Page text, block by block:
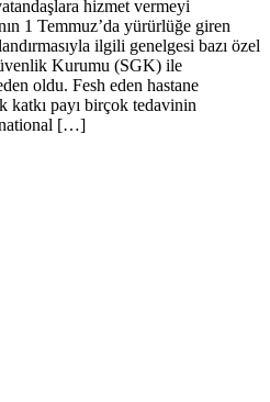
hizmet vermeyi
1 Temmuz’da yürürlüğe giren
ilgili genelgesi bazı özel
Kurumu (SGK) ile
oldu. Fesh eden hastane
katkı payı birçok tedavinin
[…]